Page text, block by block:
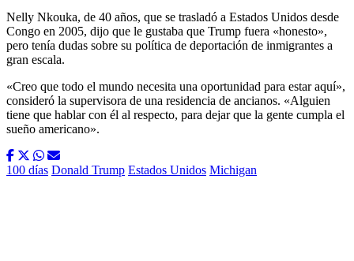
Nelly Nkouka, de 40 años, que se trasladó a Estados Unidos desde
Congo en 2005, dijo que le gustaba que Trump fuera «honesto»,
pero tenía dudas sobre su política de deportación de inmigrantes a
gran escala.
«Creo que todo el mundo necesita una oportunidad para estar aquí»,
consideró la supervisora de una residencia de ancianos. «Alguien
tiene que hablar con él al respecto, para dejar que la gente cumpla el
sueño americano».
100 días Donald Trump Estados Unidos Michigan